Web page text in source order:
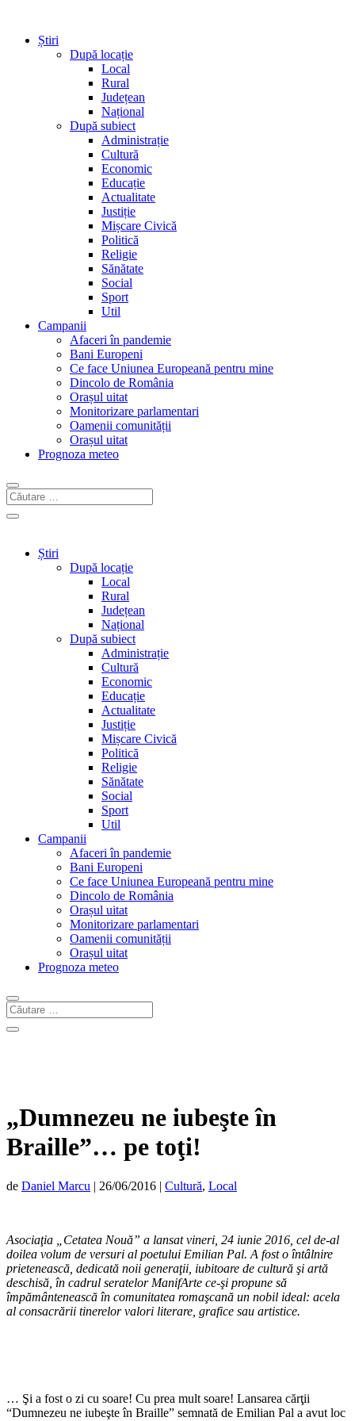
Știri
După locație
Local
Rural
Județean
Național
După subiect
Administrație
Cultură
Economic
Educație
Actualitate
Justiție
Mișcare Civică
Politică
Religie
Sănătate
Social
Sport
Util
Campanii
Afaceri în pandemie
Bani Europeni
Ce face Uniunea Europeană pentru mine
Dincolo de România
Orașul uitat
Monitorizare parlamentari
Oamenii comunității
Orașul uitat
Prognoza meteo
Știri
După locație
Local
Rural
Județean
Național
După subiect
Administrație
Cultură
Economic
Educație
Actualitate
Justiție
Mișcare Civică
Politică
Religie
Sănătate
Social
Sport
Util
Campanii
Afaceri în pandemie
Bani Europeni
Ce face Uniunea Europeană pentru mine
Dincolo de România
Orașul uitat
Monitorizare parlamentari
Oamenii comunității
Orașul uitat
Prognoza meteo
„Dumnezeu ne iubeşte în
Braille”… pe toţi!
de Daniel Marcu | 26/06/2016 | Cultură, Local
Asociaţia „Cetatea Nouă” a lansat vineri, 24 iunie 2016, cel de-al
doilea volum de versuri al poetului Emilian Pal. A fost o întâlnire
prietenească, dedicată noii generaţii, iubitoare de cultură şi artă
deschisă, în cadrul seratelor ManifArte ce-şi propune să
împământenească în comunitatea romaşcană un nobil ideal: acela
al consacrării tinerelor valori literare, grafice sau artistice.
… Şi a fost o zi cu soare! Cu prea mult soare! Lansarea cărţii
“Dumnezeu ne iubeşte în Braille” semnată de Emilian Pal a avut loc